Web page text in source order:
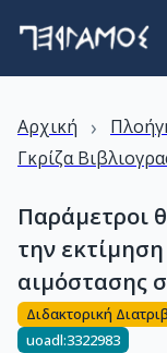
Αρχική ›
Γκρίζα
Παράμετροι
την
αιμόστασης
Διδακτορική
uoadl:3322983